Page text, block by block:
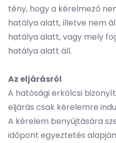
tény, hogy a kérelmező
hatálya alatt, illetve nem
hatálya alatt, vagy mely
hatálya alatt áll.
Az eljárásról
A hatósági erkölcsi
eljárás csak kérelemre
A kérelem benyújtására
időpont egyeztetés